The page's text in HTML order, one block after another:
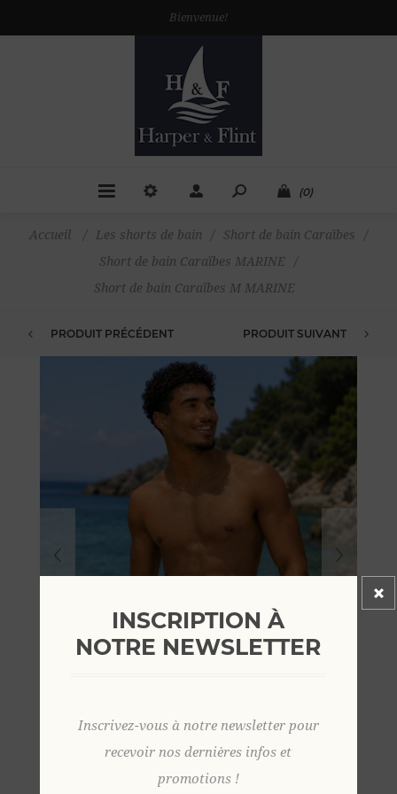
Bienvenue!
(0)
Accueil / Les shorts de bain / Short de bain Caraïbes
/
Short de bain Caraïbes MARINE
/
Short de bain Caraïbes M MARINE
PRODUIT PRÉCÉDENT PRODUIT SUIVANT
INSCRIPTION À
NOTRE NEWSLETTER
Inscrivez-vous à notre newsletter pour
recevoir nos dernières infos et
promotions !